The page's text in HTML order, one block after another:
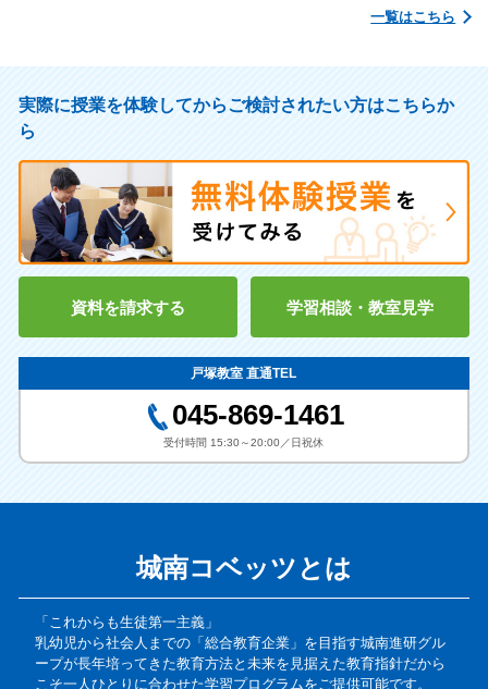
一覧はこちら
実際に授業を体験してからご検討されたい方はこちらか
ら
資料を請求する 学習相談・教室見学
戸塚教室 直通TEL
045-869-1461
受付時間 15:30～20:00／日祝休
城南コベッツとは
「これからも生徒第一主義」
乳幼児から社会人までの「総合教育企業」を目指す城南進研グル
ープが長年培ってきた教育方法と未来を見据えた教育指針だから
こそ一人ひとりに合わせた学習プログラムをご提供可能です。